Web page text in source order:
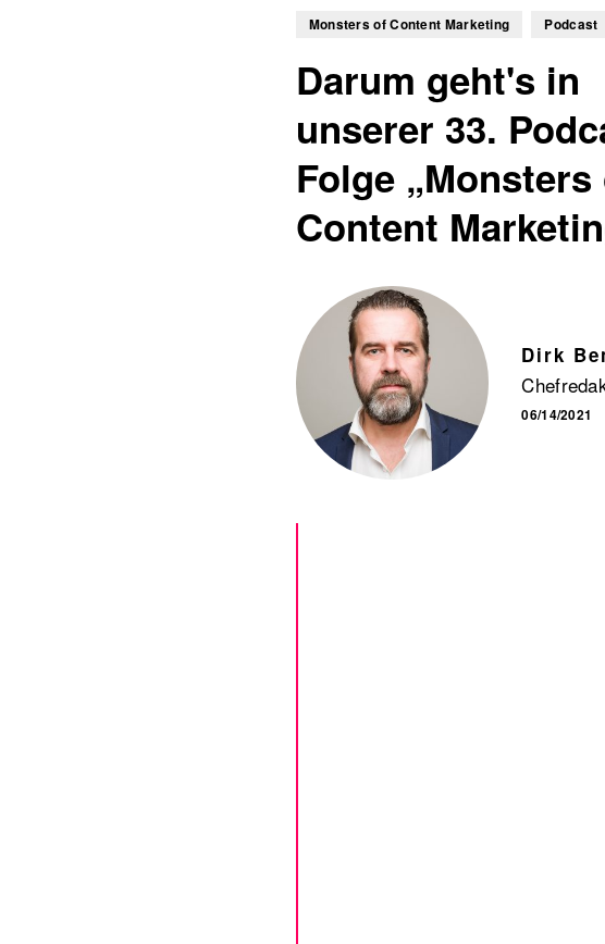
Monsters of Content Marketing Podcast
Darum geht's in
unserer 33.
Folge „Monsters
Content
Dirk
06/14/2021